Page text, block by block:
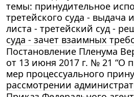
темы: принудительное
третейского суда - выдача
листа - третейский суд -
суда - зачет взаимных
Постановление Пленума
от 13 июня 2017 г. № 21 “О
мер процессуального
рассмотрении